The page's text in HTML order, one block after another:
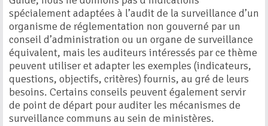
spécialement adaptées à l’audit de la surveillance d’un
organisme de réglementation non gouverné par un
conseil d’administration ou un organe de surveillance
équivalent, mais les auditeurs intéressés par ce thème
peuvent utiliser et adapter les exemples (indicateurs,
questions, objectifs, critères) fournis, au gré de leurs
besoins. Certains conseils peuvent également servir
de point de départ pour auditer les mécanismes de
surveillance communs au sein de ministères.